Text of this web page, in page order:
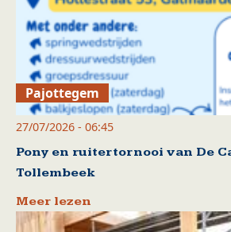
Pajottegem
27/07/2026 - 06:45
Pony en ruitertornooi van De
Tollembeek
Meer lezen